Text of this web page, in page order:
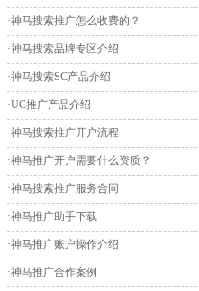
·神马搜索推广怎么收费的？
·神马搜索品牌专区介绍
·神马搜索SC产品介绍
·UC推广产品介绍
·神马搜索推广开户流程
·神马推广开户需要什么资质？
·神马搜索推广服务合同
·神马推广助手下载
·神马推广账户操作介绍
·神马推广合作案例